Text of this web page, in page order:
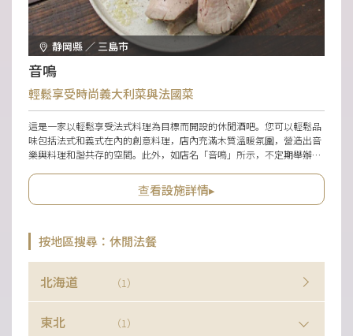
静岡縣 ／ 三島市
音鳴
輕鬆享受時尚義大利菜與法國菜
這是一家以輕鬆享受法式料理為目標而開設的休閒酒吧。您可以輕鬆品
味包括法式和義式在內的創意料理，店內充滿木質溫暖氛圍，營造出音
樂與料理和諧共存的空間。此外，如店名「音鳴」所示，不定期舉辦受
餐點。也可用於婚禮二次會、音樂活動等多種場合，並且備有適合演唱
會及DJ活動的空間。
查看設施詳情▸
按地區搜尋：休閒法餐
北海道 （1）
東北 （1）